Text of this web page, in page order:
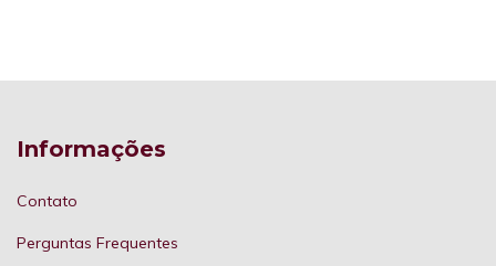
Informações
Contato
Perguntas Frequentes